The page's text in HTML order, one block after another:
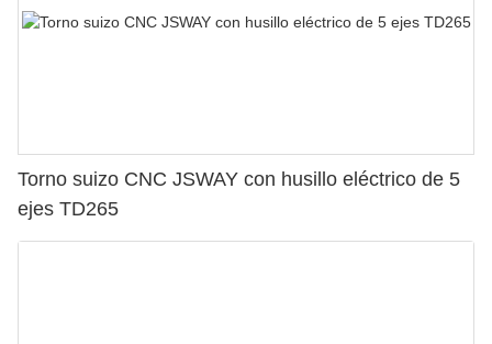
Torno suizo CNC JSWAY con husillo eléctrico de 5
ejes TD265